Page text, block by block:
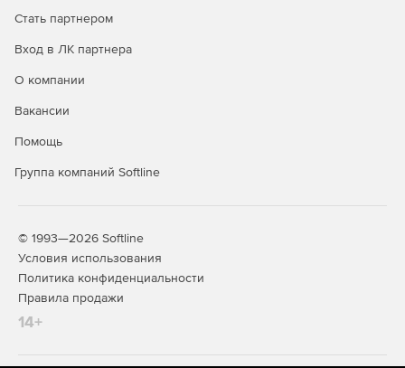
Стать партнером
Вход в ЛК партнера
О компании
Вакансии
Помощь
Группа компаний Softline
© 1993—2026 Softline
Условия использования
Политика конфиденциальности
Правила продажи
14+